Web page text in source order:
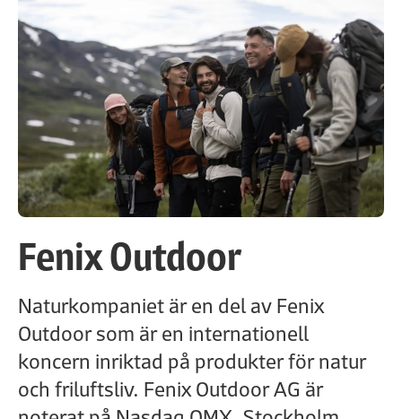
Fenix Outdoor
Naturkompaniet är en del av Fenix
Outdoor som är en internationell
koncern inriktad på produkter för natur
och friluftsliv. Fenix Outdoor AG är